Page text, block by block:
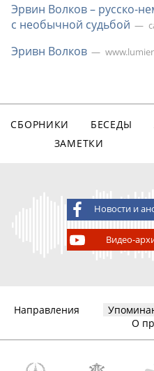
Эрвин Волков – русско-
с необычной судьбой
Эривн Волков
СБОРНИКИ БЕСЕДЫ
ЗАМЕТКИ
Новости и
Видео-
Направления
О